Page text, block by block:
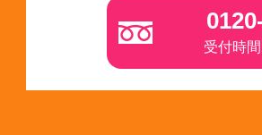
受付時